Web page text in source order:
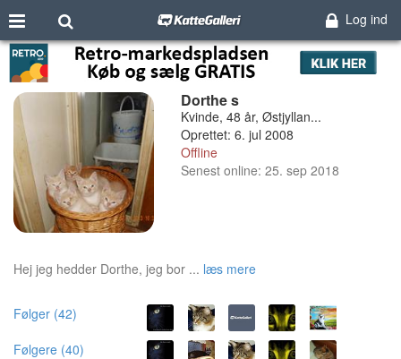
Log ind
Dorthe s
Kvinde, 48 år, Østjyllan...
Oprettet: 6. jul 2008
Offline
Senest online: 25. sep 2018
Hej jeg hedder Dorthe, jeg bor ... læs mere
Følger (42)
Følgere (40)